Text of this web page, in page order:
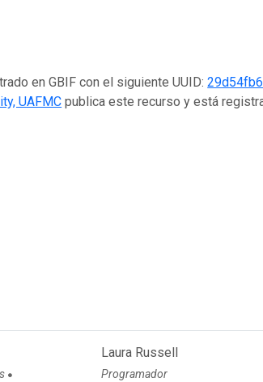
en GBIF con el siguiente UUID:
UAFMC publica este recurso y está
●
Laura Russell
Programador